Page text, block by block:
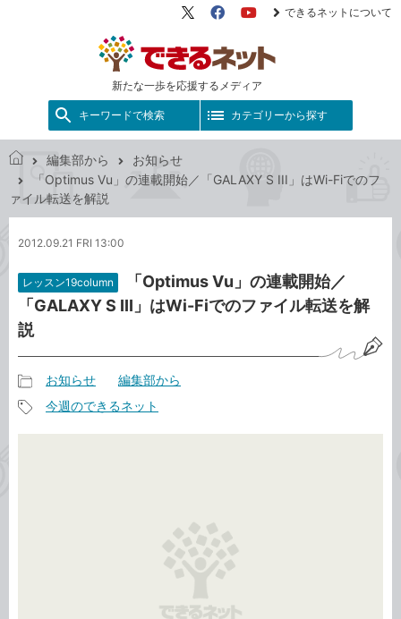
新たな一歩を応援するメディア
X（旧
FacebookYouTube
できるネットについて
キーワードで検索 カテゴリーから探す
き
ッ
編集部から
お知らせ
「Optimus Vu」の連載開始／「GALAXY S III」はWi-Fiでのフ
ァイル転送を解説
2012.09.21 FRI 13:00
レッスン19column
「Optimus Vu」の連載開始／
「GALAXY S III」はWi-Fiでのファイル転送を解
説
事
カ
お知らせ 編集部から
今週のできるネット